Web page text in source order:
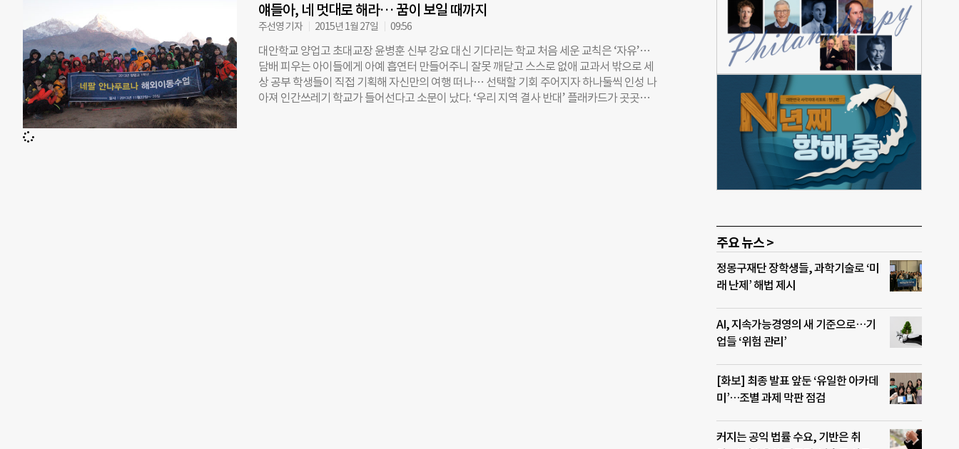
얘들아, 네 멋대로 해라… 꿈이 보일 때까지
주선영 기자 2015년 1월 27일 09:56
대안학교 양업고 초대교장 윤병훈 신부 강요 대신 기다리는 학교 처음 세운 교칙은 ‘자유’…
담배 피우는 아이들에게 아예 흡연터 만들어주니 잘못 깨닫고 스스로 없애 교과서 밖으로 세
상 공부 학생들이 직접 기획해 자신만의 여행 떠나… 선택할 기회 주어지자 하나둘씩 인성 나
아져 인간쓰레기 학교가 들어선다고 소문이 났다. ‘우리 지역 결사 반대’ 플래카드가 곳곳에
주요 뉴스 >
정몽구재단 장학생들, 과학기술로 ‘미
래 난제’ 해법 제시
AI, 지속가능경영의 새 기준으로…기
업들 ‘위험 관리’
[화보] 최종 발표 앞둔 ‘유일한 아카데
미’…조별 과제 막판 점검
커지는 공익 법률 수요, 기반은 취